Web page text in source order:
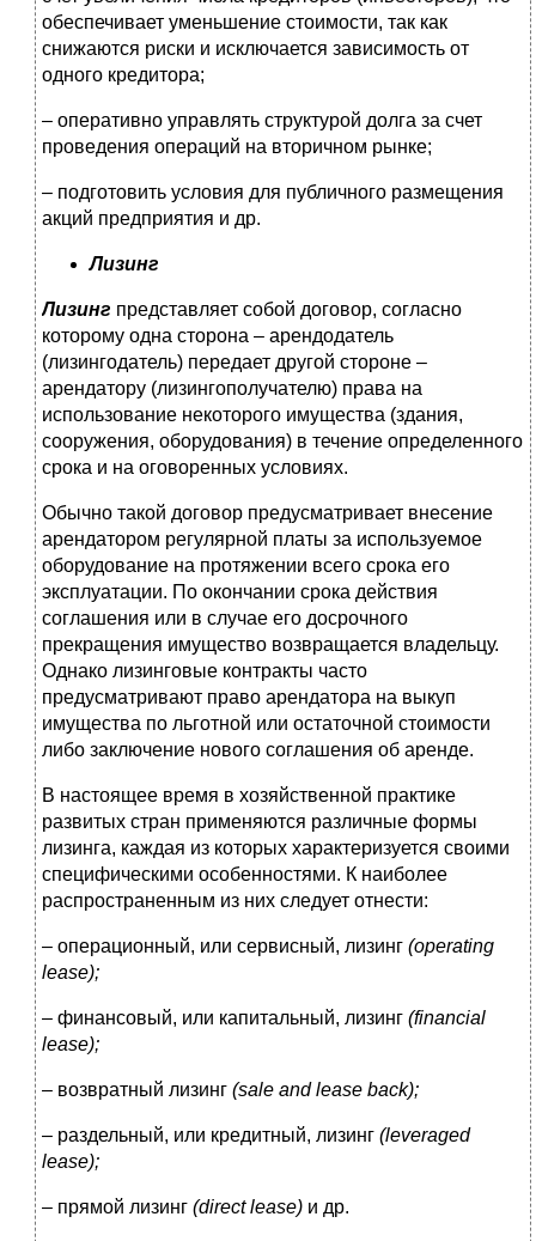
обеспечивает уменьшение стоимости, так как
снижаются риски и исключается зависимость от
одного кредитора;
– оперативно управлять структурой долга за счет
проведения операций на вторичном рынке;
– подготовить условия для публичного размещения
акций предприятия и др.
Лизинг
Лизинг представляет собой договор, согласно
которому одна сторона – арендодатель
(лизингодатель) передает другой стороне –
арендатору (лизингополучателю) права на
использование некоторого имущества (здания,
сооружения, оборудования) в течение определенного
срока и на оговоренных условиях.
Обычно такой договор предусматривает внесение
арендатором регулярной платы за используемое
оборудование на протяжении всего срока его
эксплуатации. По окончании срока действия
соглашения или в случае его досрочного
прекращения имущество возвращается владельцу.
Однако лизинговые контракты часто
предусматривают право арендатора на выкуп
имущества по льготной или остаточной стоимости
либо заключение нового соглашения об аренде.
В настоящее время в хозяйственной практике
развитых стран применяются различные формы
лизинга, каждая из которых характеризуется своими
специфическими особенностями. К наиболее
распространенным из них следует отнести:
– операционный, или сервисный, лизинг (operating
lease);
– финансовый, или капитальный, лизинг (financial
lease);
– возвратный лизинг (sale and lease back);
– раздельный, или кредитный, лизинг (leveraged
lease);
– прямой лизинг (direct lease) и др.